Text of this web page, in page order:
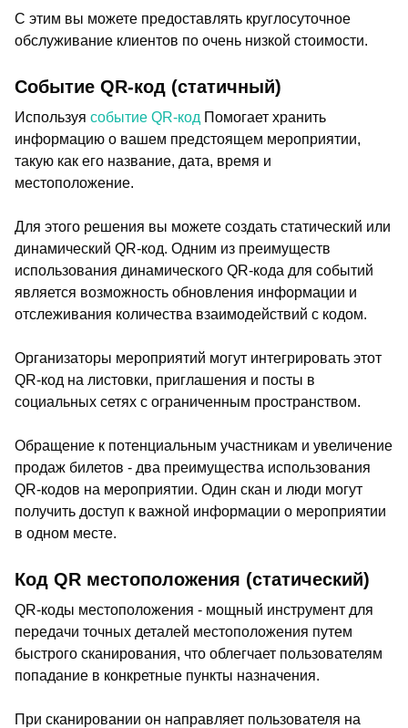
С этим вы можете предоставлять круглосуточное
обслуживание клиентов по очень низкой стоимости.
Событие QR-код (статичный)
Используя событие QR-код Помогает хранить
информацию о вашем предстоящем мероприятии,
такую как его название, дата, время и
местоположение.
Для этого решения вы можете создать статический или
динамический QR-код. Одним из преимуществ
использования динамического QR-кода для событий
является возможность обновления информации и
отслеживания количества взаимодействий с кодом.
Организаторы мероприятий могут интегрировать этот
QR-код на листовки, приглашения и посты в
социальных сетях с ограниченным пространством.
Обращение к потенциальным участникам и увеличение
продаж билетов - два преимущества использования
QR-кодов на мероприятии. Один скан и люди могут
получить доступ к важной информации о мероприятии
в одном месте.
Код QR местоположения (статический)
QR-коды местоположения - мощный инструмент для
передачи точных деталей местоположения путем
быстрого сканирования, что облегчает пользователям
попадание в конкретные пункты назначения.
При сканировании он направляет пользователя на